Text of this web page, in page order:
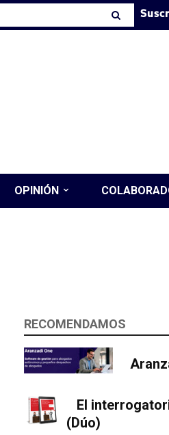
OPINIÓN
RECOMENDAMOS
El
(Dúo)